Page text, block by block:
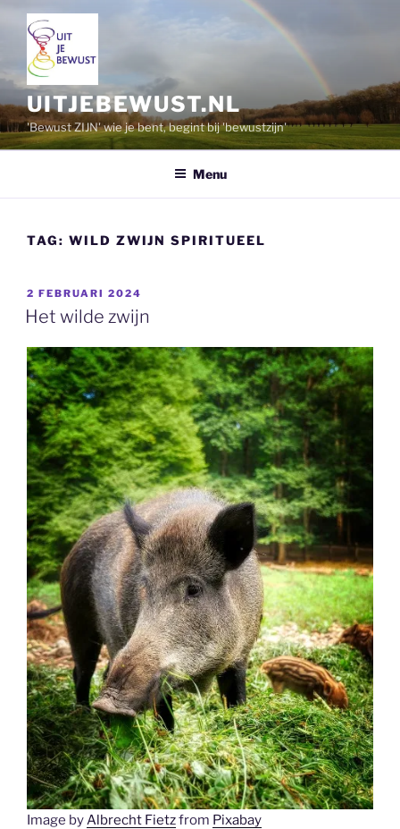
inhoud
UITJEBEWUST.NL
'Bewust ZIJN' wie je bent, begint bij 'bewustzijn'
Menu
TAG: WILD ZWIJN SPIRITUEEL
GEPLAATST
OP
2 FEBRUARI 2024
Het wilde zwijn
Image byAlbrecht Fietzfrom Pixabay